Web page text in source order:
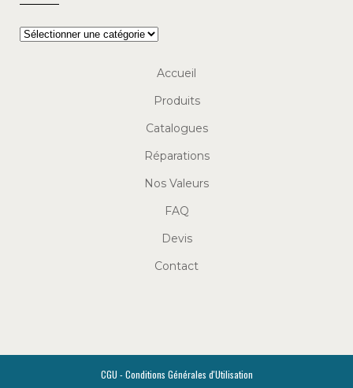
Accueil
Produits
Catalogues
Réparations
Nos Valeurs
FAQ
Devis
Contact
CGU - Conditions Générales d'Utilisation